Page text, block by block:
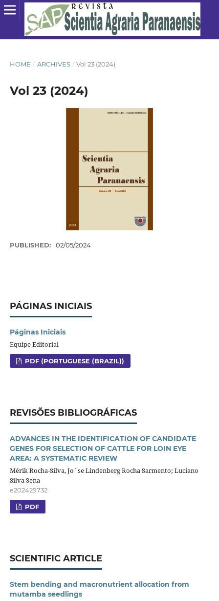
HOME / ARCHIVES / Vol 23 (2024)
Vol 23 (2024)
PUBLISHED: 02/05/2024
PÁGINAS INICIAIS
Páginas Iniciais
Equipe Editorial
PDF (PORTUGUESE (BRAZIL))
REVISÕES BIBLIOGRÁFICAS
ADVANCES IN THE IDENTIFICATION OF CANDIDATE
GENES FOR SELECTION OF CATTLE FOR LOIN EYE
AREA: A SYSTEMATIC REVIEW
Mérik Rocha-Silva, Jo´se Lindenberg Rocha Sarmento; Luciano
Silva Sena
e202429732
PDF
SCIENTIFIC ARTICLE
Stem bending and macronutrient allocation from
mutamba seedlings